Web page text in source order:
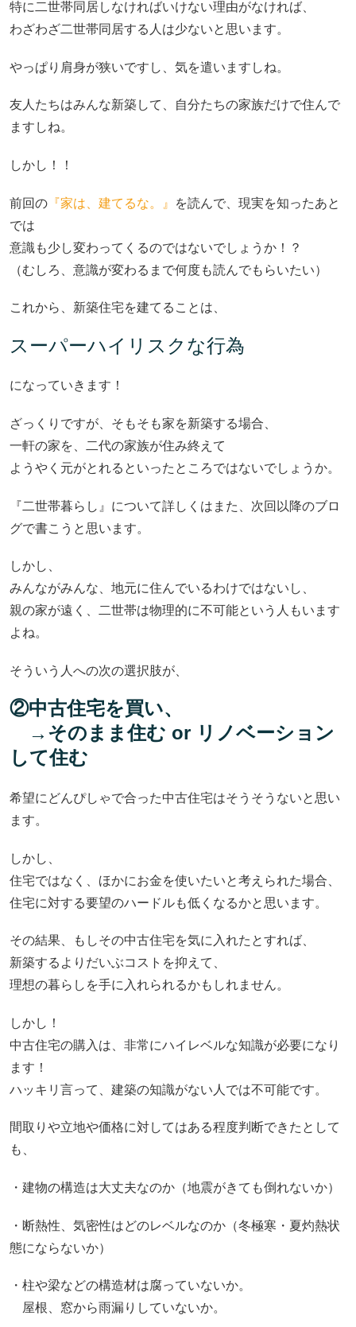
特に二世帯同居しなければいけない理由がなければ、
わざわざ二世帯同居する人は少ないと思います。
やっぱり肩身が狭いですし、気を遣いますしね。
友人たちはみんな新築して、自分たちの家族だけで住んで
ますしね。
しかし！！
前回の『家は、建てるな。』
を読んで、現実を知ったあと
では
意識も少し変わってくるのではないでしょうか！？
（むしろ、意識が変わるまで何度も読んでもらいたい）
これから、新築住宅を建てることは、
スーパーハイリスクな行為
になっていきます！
ざっくりですが、そもそも家を新築する場合、
一軒の家を、二代の家族が住み終えて
ようやく元がとれるといったところではないでしょうか。
『二世帯暮らし』について詳しくはまた、次回以降のブロ
グで書こうと思います。
しかし、
みんながみんな、地元に住んでいるわけではないし、
親の家が遠く、二世帯は物理的に不可能という人もいます
よね。
そういう人への次の選択肢が、
②中古住宅を買い、
→そのまま住む or リノベーション
して住む
希望にどんぴしゃで合った中古住宅はそうそうないと思い
ます。
しかし、
住宅ではなく、ほかにお金を使いたいと考えられた場合、
住宅に対する要望のハードルも低くなるかと思います。
その結果、もしその中古住宅を気に入れたとすれば、
新築するよりだいぶコストを抑えて、
理想の暮らしを手に入れられるかもしれません。
しかし！
中古住宅の購入は、非常にハイレベルな知識が必要になり
ます！
ハッキリ言って、建築の知識がない人では不可能です。
間取りや立地や価格に対してはある程度判断できたとして
も、
・建物の構造は大丈夫なのか（地震がきても倒れないか）
・断熱性、気密性はどのレベルなのか（冬極寒・夏灼熱状
態にならないか）
・柱や梁などの構造材は腐っていないか。
屋根、窓から雨漏りしていないか。